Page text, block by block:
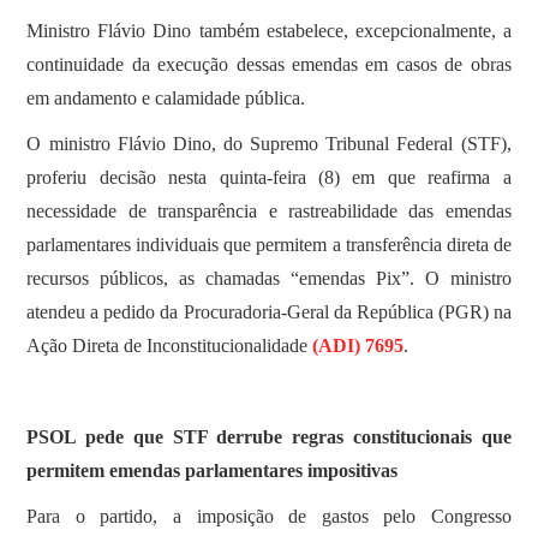
Ministro Flávio Dino também estabelece, excepcionalmente, a
continuidade da execução dessas emendas em casos de obras
em andamento e calamidade pública.
O ministro Flávio Dino, do Supremo Tribunal Federal (STF),
proferiu decisão nesta quinta-feira (8) em que reafirma a
necessidade de transparência e rastreabilidade das emendas
parlamentares individuais que permitem a transferência direta de
recursos públicos, as chamadas “emendas Pix”. O ministro
atendeu a pedido da Procuradoria-Geral da República (PGR) na
Ação Direta de Inconstitucionalidade(ADI) 7695.
PSOL pede que STF derrube regras constitucionais que
permitem emendas parlamentares impositivas
Para o partido, a imposição de gastos pelo Congresso